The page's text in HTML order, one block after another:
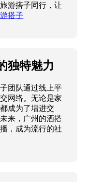
游搭子同行，让
搭子
独特魅力
团队通过线上平
网络。无论是家
成为了增进交
来，广州的酒搭
，成为流行的社